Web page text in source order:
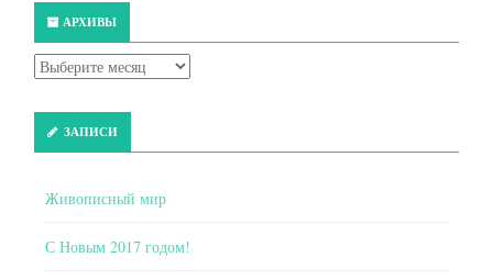
АРХИВЫ
ЗАПИСИ
Живописный мир
С Новым 2017 годом!